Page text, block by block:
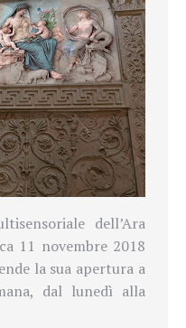
dell’Ara
11 novembre 2018
la sua apertura a
dal lunedì alla